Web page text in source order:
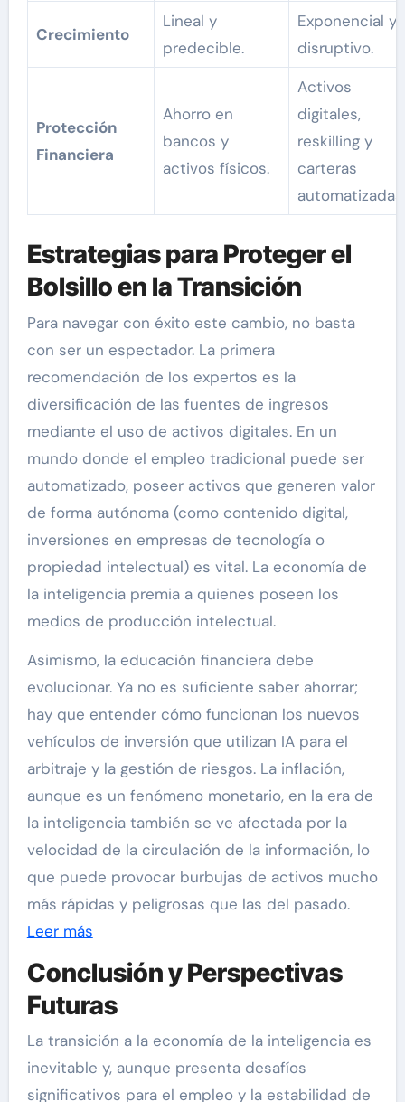
Crecimiento
Lineal y
predecible.
Exponencial y
disruptivo.
Protección
Financiera
Ahorro en
bancos y
activos físicos.
Activos
digitales,
reskilling y
carteras
automatizadas.
Estrategias para Proteger el
Bolsillo en la Transición
Para navegar con éxito este cambio, no basta
con ser un espectador. La primera
recomendación de los expertos es la
diversificación de las fuentes de ingresos
mediante el uso de activos digitales. En un
mundo donde el empleo tradicional puede ser
automatizado, poseer activos que generen valor
de forma autónoma (como contenido digital,
inversiones en empresas de tecnología o
propiedad intelectual) es vital. La economía de
la inteligencia premia a quienes poseen los
medios de producción intelectual.
Asimismo, la educación financiera debe
evolucionar. Ya no es suficiente saber ahorrar;
hay que entender cómo funcionan los nuevos
vehículos de inversión que utilizan IA para el
arbitraje y la gestión de riesgos. La inflación,
aunque es un fenómeno monetario, en la era de
la inteligencia también se ve afectada por la
velocidad de la circulación de la información, lo
que puede provocar burbujas de activos mucho
más rápidas y peligrosas que las del pasado.
Leer más
Conclusión y Perspectivas
Futuras
La transición a la economía de la inteligencia es
inevitable y, aunque presenta desafíos
significativos para el empleo y la estabilidad de